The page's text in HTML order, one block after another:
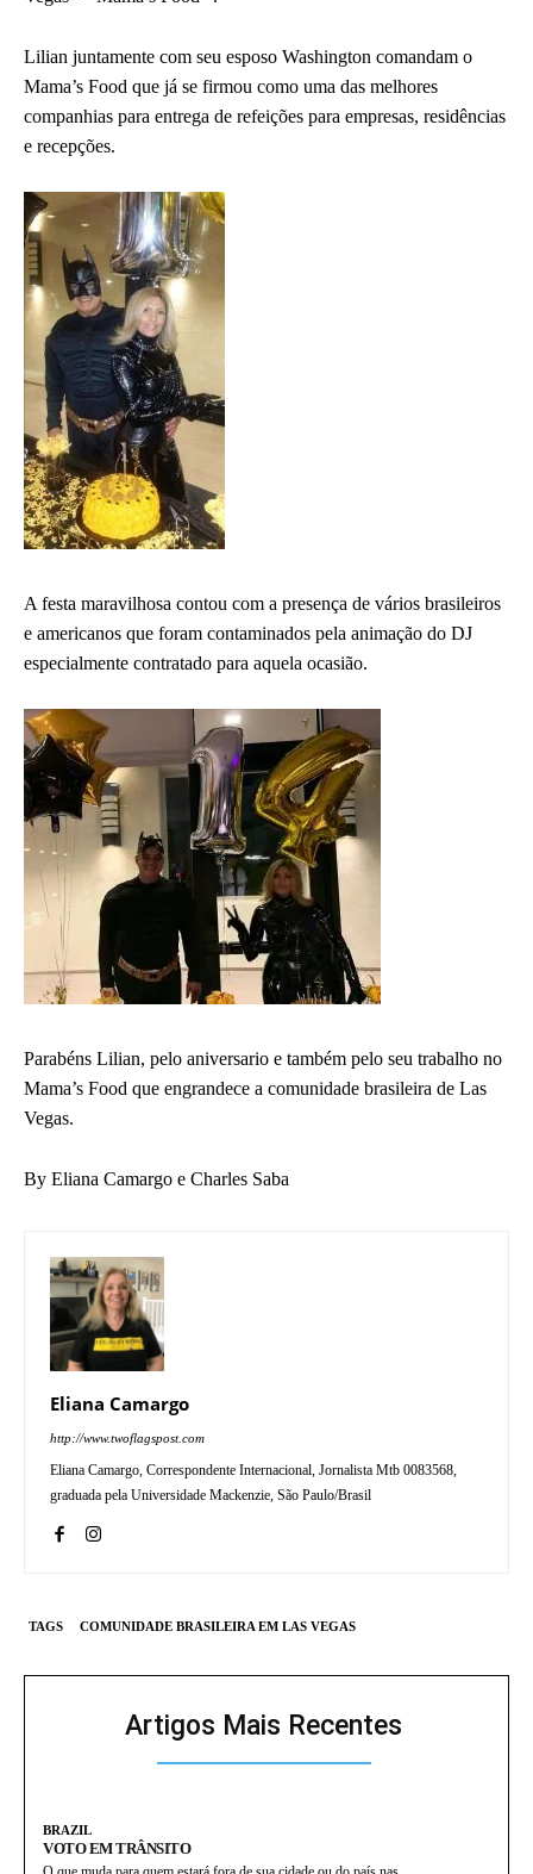
Lilian juntamente com seu esposo Washington comandam o
Mama’s Food que já se firmou como uma das melhores
companhias para entrega de refeições para empresas, residências
e recepções.
A festa maravilhosa contou com a presença de vários brasileiros
e americanos que foram contaminados pela animação do DJ
especialmente contratado para aquela ocasião.
Parabéns Lilian, pelo aniversario e também pelo seu trabalho no
Mama’s Food que engrandece a comunidade brasileira de Las
Vegas.
By Eliana Camargo e Charles Saba
Eliana Camargo
http://www.twoflagspost.com
Eliana Camargo, Correspondente Internacional, Jornalista Mtb 0083568,
graduada pela Universidade Mackenzie, São Paulo/Brasil
TAGS COMUNIDADE BRASILEIRA EM LAS VEGAS
Artigos Mais Recentes
BRAZIL
VOTO EM TRÂNSITO